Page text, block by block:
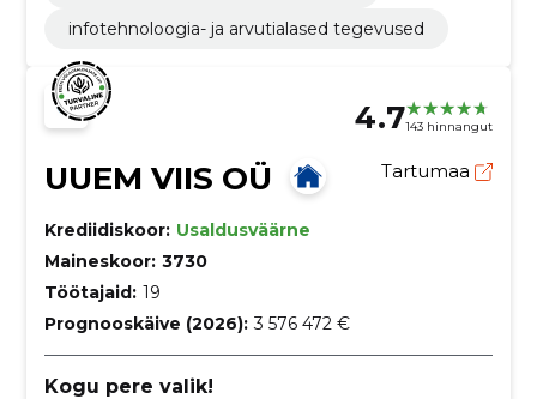
infotehnoloogia- ja arvutialased tegevused
4.7143 hinnangut
UUEM VIIS OÜ Tartumaa
Krediidiskoor: Usaldusväärne
Maineskoor: 3730
Töötajaid: 19
Prognooskäive (2026): 3 576 472 €
Kogu pere valik!